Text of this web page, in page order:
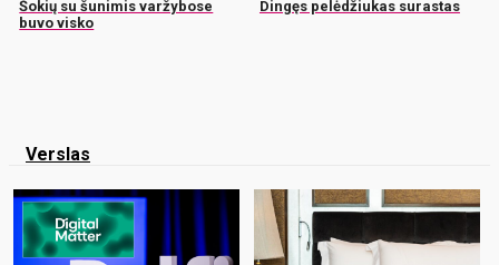
Šokių su šunimis varžybose
buvo visko
Dingęs pelėdžiukas surastas
Verslas